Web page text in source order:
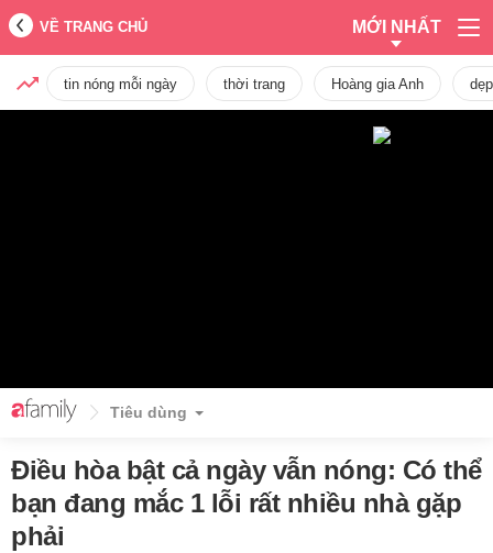
VỀ TRANG CHỦ MỚI NHẤT
tin nóng mỗi ngày thời trang Hoàng gia Anh dẹp
Tiêu dùng
Điều hòa bật cả ngày vẫn nóng: Có thể
bạn đang mắc 1 lỗi rất nhiều nhà gặp
phải